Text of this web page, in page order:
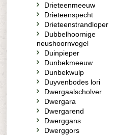
Drieteenmeeuw
Drieteenspecht
Drieteenstrandloper
Dubbelhoornige
neushoornvogel
Duinpieper
Dunbekmeeuw
Dunbekwulp
Duyvenbodes lori
Dwergaalscholver
Dwergara
Dwergarend
Dwerggans
Dwerggors